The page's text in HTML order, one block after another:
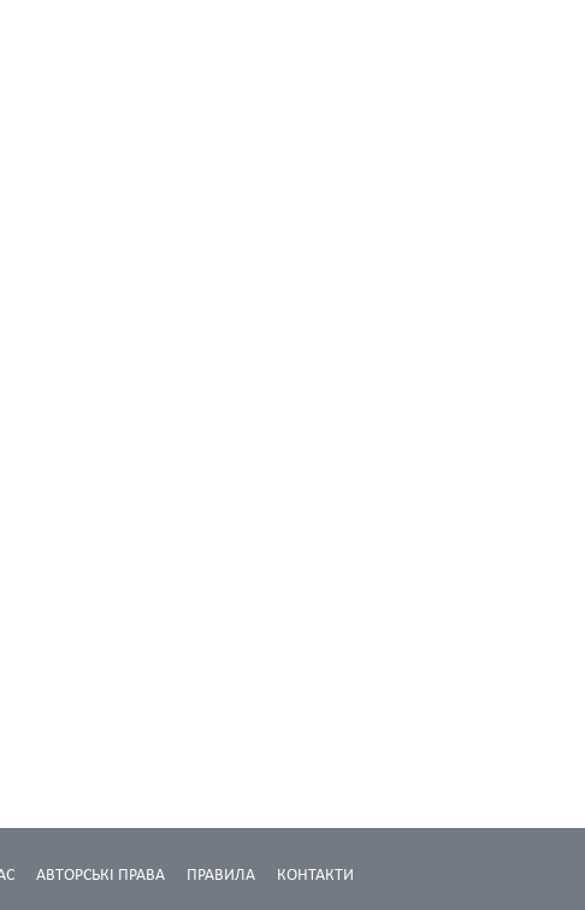
КОНТАКТИ
ПРАВИЛА
АВТОРСЬКІ ПРАВА